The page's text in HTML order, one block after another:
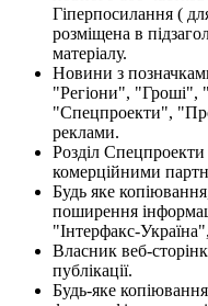
Гіперпосилання (
розміщена в
матеріалу.
Новини з
"Регіони", "Гроші",
"Спецпроекти",
реклами.
Розділ Спецпроекти
комерційними
Будь яке
поширення
"Інтерфакс-
Власник веб-
публікації.
Будь-яке